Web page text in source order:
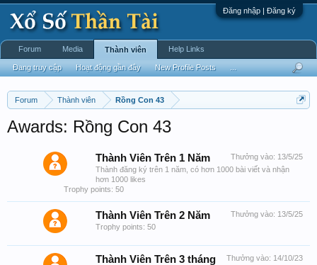
Đăng nhập | Đăng ký
Forum Thành viên Rồng Con 43
Awards: Rồng Con 43
Thưởng vào: 13/5/25
Thành Viên Trên 1 Năm
Thành đăng ký trên 1 năm, có hơn 1000 bài viết và nhận
hơn 1000 likes
Trophy points: 50
Thưởng vào: 13/5/25
Thành Viên Trên 2 Năm
Trophy points: 50
Thưởng vào: 14/10/23
Thành Viên Trên 3 tháng
Forum Media Thành viên
Đang truy cập Hoạt động gần đây New Profile Posts
Help Links